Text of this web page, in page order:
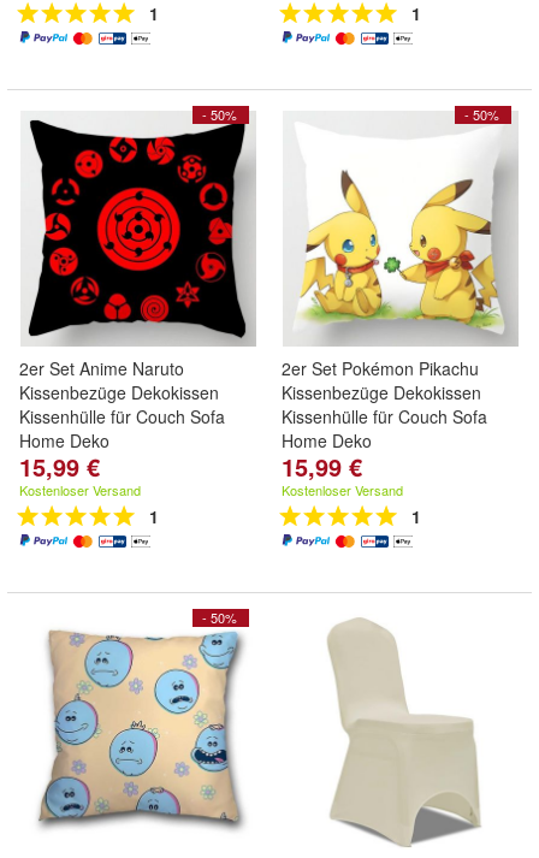
1 1
- 50%
2er Set Anime Naruto
Kissenbezüge Dekokissen
Kissenhülle für Couch Sofa
Home Deko
15,99 €
Kostenloser Versand
1
- 50%
2er Set Pokémon Pikachu
Kissenbezüge Dekokissen
Kissenhülle für Couch Sofa
Home Deko
15,99 €
Kostenloser Versand
1
- 50%